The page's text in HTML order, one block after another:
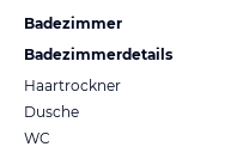
Badezimmer
Badezimmerdetails
Haartrockner
Dusche
WC